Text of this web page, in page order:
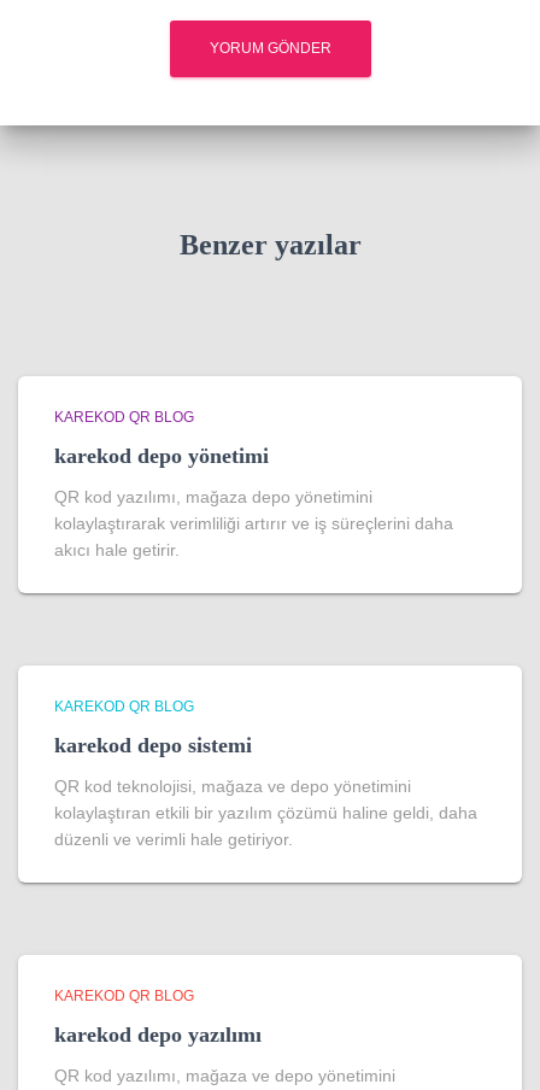
Benzer yazılar
KAREKOD QR BLOG
karekod depo yönetimi
QR kod yazılımı, mağaza depo yönetimini
kolaylaştırarak verimliliği artırır ve iş süreçlerini daha
akıcı hale getirir.
KAREKOD QR BLOG
karekod depo sistemi
QR kod teknolojisi, mağaza ve depo yönetimini
kolaylaştıran etkili bir yazılım çözümü haline geldi, daha
düzenli ve verimli hale getiriyor.
KAREKOD QR BLOG
karekod depo yazılımı
QR kod yazılımı, mağaza ve depo yönetimini